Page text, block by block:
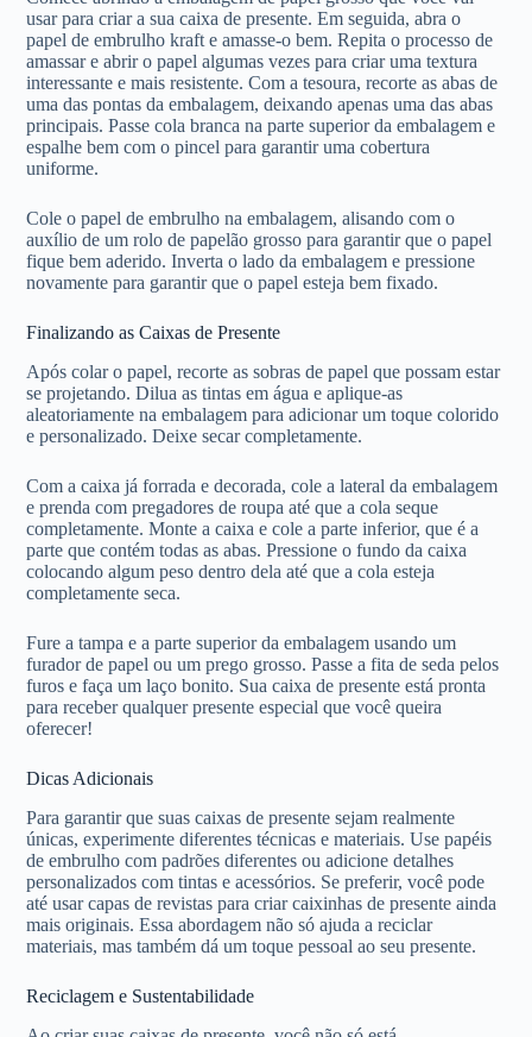
usar para criar a sua caixa de presente. Em seguida, abra o
papel de embrulho kraft e amasse-o bem. Repita o processo de
amassar e abrir o papel algumas vezes para criar uma textura
interessante e mais resistente. Com a tesoura, recorte as abas de
uma das pontas da embalagem, deixando apenas uma das abas
principais. Passe cola branca na parte superior da embalagem e
espalhe bem com o pincel para garantir uma cobertura
uniforme.
Cole o papel de embrulho na embalagem, alisando com o
auxílio de um rolo de papelão grosso para garantir que o papel
fique bem aderido. Inverta o lado da embalagem e pressione
novamente para garantir que o papel esteja bem fixado.
Finalizando as Caixas de Presente
Após colar o papel, recorte as sobras de papel que possam estar
se projetando. Dilua as tintas em água e aplique-as
aleatoriamente na embalagem para adicionar um toque colorido
e personalizado. Deixe secar completamente.
Com a caixa já forrada e decorada, cole a lateral da embalagem
e prenda com pregadores de roupa até que a cola seque
completamente. Monte a caixa e cole a parte inferior, que é a
parte que contém todas as abas. Pressione o fundo da caixa
colocando algum peso dentro dela até que a cola esteja
completamente seca.
Fure a tampa e a parte superior da embalagem usando um
furador de papel ou um prego grosso. Passe a fita de seda pelos
furos e faça um laço bonito. Sua caixa de presente está pronta
para receber qualquer presente especial que você queira
oferecer!
Dicas Adicionais
Para garantir que suas caixas de presente sejam realmente
únicas, experimente diferentes técnicas e materiais. Use papéis
de embrulho com padrões diferentes ou adicione detalhes
personalizados com tintas e acessórios. Se preferir, você pode
até usar capas de revistas para criar caixinhas de presente ainda
mais originais. Essa abordagem não só ajuda a reciclar
materiais, mas também dá um toque pessoal ao seu presente.
Reciclagem e Sustentabilidade